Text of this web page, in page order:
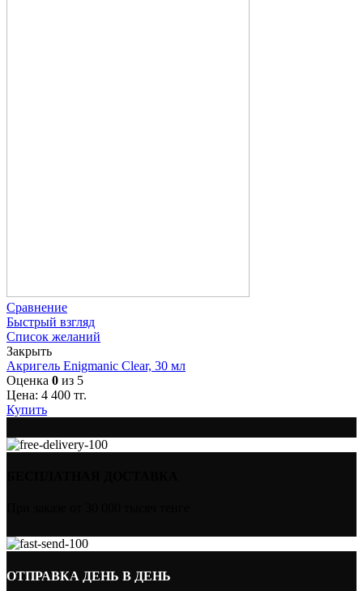
Сравнение
Быстрый взгляд
Список желаний
Закрыть
Акригель Enigmanic Clear, 30 мл
Оценка 0 из 5
Цена: 4 400 тг.
Купить
ОТПРАВКА ДЕНЬ В ДЕНЬ